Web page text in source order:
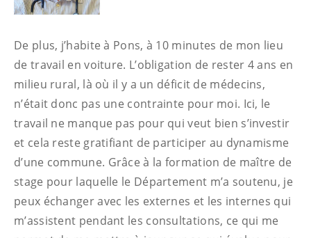
De plus, j’habite à Pons, à 10 minutes de mon lieu
de travail en voiture. L’obligation de rester 4 ans en
milieu rural, là où il y a un déficit de médecins,
n’était donc pas une contrainte pour moi. Ici, le
travail ne manque pas pour qui veut bien s’investir
et cela reste gratifiant de participer au dynamisme
d’une commune. Grâce à la formation de maître de
stage pour laquelle le Département m’a soutenu, je
peux échanger avec les externes et les internes qui
m’assistent pendant les consultations, ce qui me